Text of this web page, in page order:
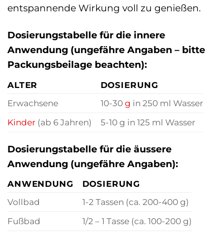
entspannende Wirkung voll zu genießen.
Dosierungstabelle für die innere
Anwendung (ungefähre Angaben – bitte
Packungsbeilage beachten):
ALTER
DOSIERUNG
Erwachsene
10-30g in 250 ml Wasser
Kinder (ab 6 Jahren) 5-10 g in 125 ml Wasser
Dosierungstabelle für die äussere
Anwendung (ungefähre Angaben):
ANWENDUNG
DOSIERUNG
Vollbad
1-2 Tassen (ca. 200-400 g)
Fußbad
1/2 – 1 Tasse (ca. 100-200 g)